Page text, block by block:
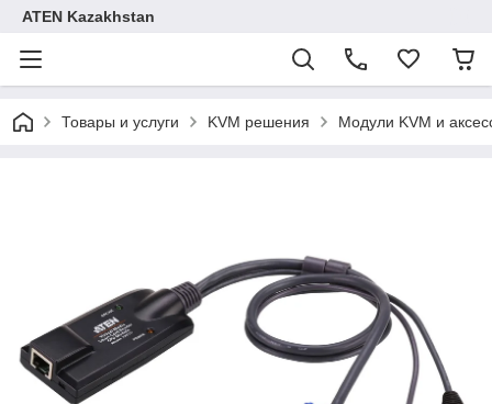
ATEN Kazakhstan
Товары и услуги KVM решения Модули KVM и